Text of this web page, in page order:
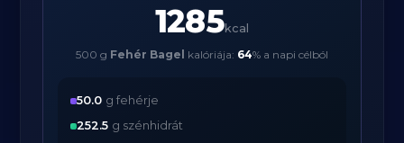
1285kcal
500 g Fehér Bagel kalóriája: 64% a napi célból
50.0 g fehérje
252.5 g szénhidrát